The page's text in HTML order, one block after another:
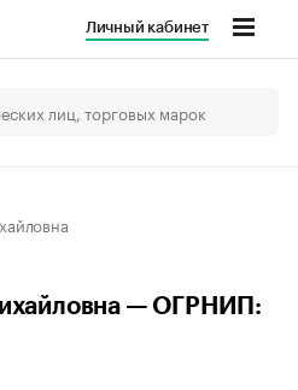
Личный кабинет
— ОГРНИП: